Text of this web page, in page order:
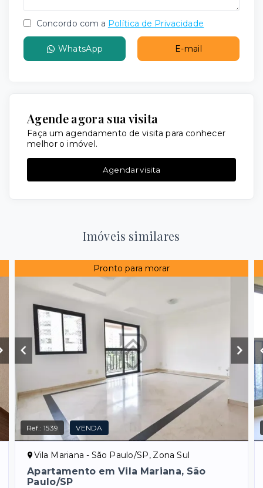
Concordo com a Política de Privacidade
WhatsApp E-mail
Agende agora sua visita
Faça um agendamento de visita para conhecer
melhor o imóvel.
Agendar visita
Imóveis similares
Pronto para morar
Ref.:1539 VENDA
Vila Mariana - São Paulo/SP, Zona Sul
Apartamento em Vila Mariana, São
Paulo/SP